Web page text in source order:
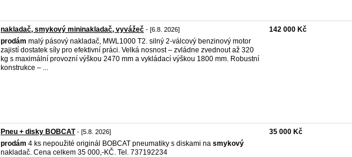
nakladač, smykový mininakladač, vyvážeč - [6.8. 2026]
prodám malý pásový nakladač, MWL1000 T2. silný 2-válcový benzinový motor
zajistí dostatek síly pro efektivní práci. Velká nosnost – zvládne zvednout až 320
kg s maximální provozní výškou 2470 mm a vykládací výškou 1800 mm. Robustní
konstrukce – ...
142 000 Kč
Pneu + disky BOBCAT- [5.8. 2026]
prodám 4 ks nepoužité originál BOBCAT pneumatiky s diskami na smykový
nakladač. Cena celkem 35 000,-KČ. Tel. 737192234
35 000 Kč